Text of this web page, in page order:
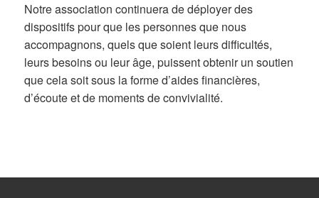
Notre association continuera de déployer des
dispositifs pour que les personnes que nous
accompagnons, quels que soient leurs difficultés,
leurs besoins ou leur âge, puissent obtenir un soutien
que cela soit sous la forme d’aides financières,
d’écoute et de moments de convivialité.